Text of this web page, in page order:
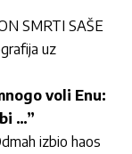
SMRTI SAŠE
uz
voli Enu:
…”
izbio haos